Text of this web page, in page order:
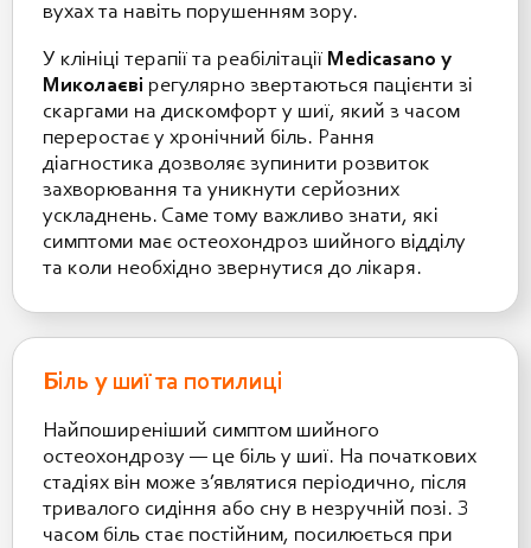
вухах та навіть порушенням зору.
У клініці терапії та реабілітації Medicasano у
Миколаєві регулярно звертаються пацієнти зі
скаргами на дискомфорт у шиї, який з часом
переростає у хронічний біль. Рання
діагностика дозволяє зупинити розвиток
захворювання та уникнути серйозних
ускладнень. Саме тому важливо знати, які
симптоми має остеохондроз шийного відділу
та коли необхідно звернутися до лікаря.
Біль у шиї та потилиці
Найпоширеніший симптом шийного
остеохондрозу — це біль у шиї. На початкових
стадіях він може з’являтися періодично, після
тривалого сидіння або сну в незручній позі. З
часом біль стає постійним, посилюється при